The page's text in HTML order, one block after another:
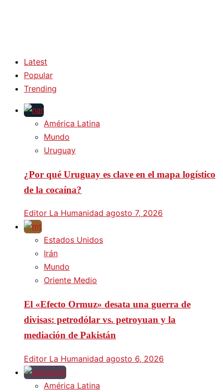
Latest
Popular
Trending
América Latina
Mundo
Uruguay
¿Por qué Uruguay es clave en el mapa logístico
de la cocaína?
Editor La Humanidad agosto 7, 2026
Estados Unidos
Irán
Mundo
Oriente Medio
El «Efecto Ormuz» desata una guerra de
divisas: petrodólar vs. petroyuan y la
mediación de Pakistán
Editor La Humanidad agosto 6, 2026
América Latina